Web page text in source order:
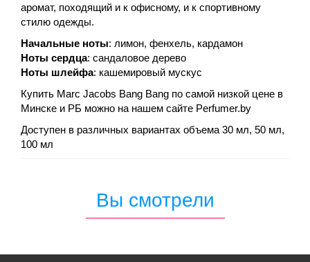
аромат, походящий и к офисному, и к спортивному
стилю одежды.
Начальные ноты: лимон, фенхель, кардамон
Ноты сердца: сандаловое дерево
Ноты шлейфа: кашемировый мускус
Купить Marc Jacobs Bang Bang по самой низкой цене в
Минске и РБ можно на нашем сайте Perfumer.by
Доступен в различных вариантах объема 30 мл, 50 мл,
100 мл
Вы смотрели